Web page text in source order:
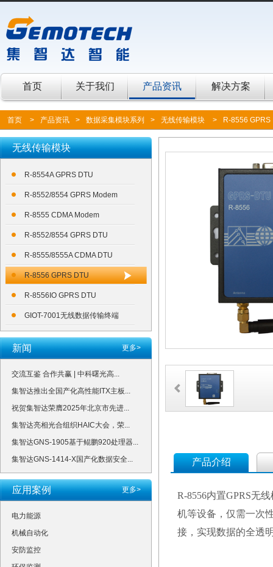
首页 关于我们 产品资讯 解决方案
首页 > 产品资讯 > 数据采集模块系列 > 无线传输模块 > R-8556 GPRS
无线传输模块
R-8554A GPRS DTU
R-8552/8554 GPRS Modem
R-8555 CDMA Modem
R-8552/8554 GPRS DTU
R-8555/8555A CDMA DTU
R-8556 GPRS DTU
R-8556IO GPRS DTU
GIOT-7001无线数据传输终端
更多>
新闻
交流互鉴 合作共赢 | 中科曙光高...
集智达推出全国产化高性能ITX主板...
祝贺集智达荣膺2025年北京市先进...
集智达亮相光合组织HAIC大会，荣...
集智达GNS-1905基于鲲鹏920处理器...
集智达GNS-1414-X国产化数据安全...
更多>
应用案例
电力能源
机械自动化
安防监控
产品介绍
R-8556内置GPRS无线
机等设备，仅需一次
接，实现数据的全透